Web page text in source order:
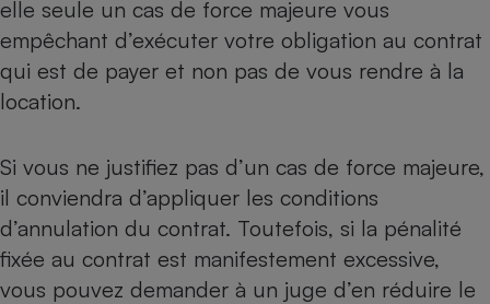
elle seule un cas de force majeure vous
empêchant d’exécuter votre obligation au contrat
qui est de payer et non pas de vous rendre à la
location.
Si vous ne justifiez pas d’un cas de force majeure,
il conviendra d’appliquer les conditions
d’annulation du contrat. Toutefois, si la pénalité
fixée au contrat est manifestement excessive,
vous pouvez demander à un juge d’en réduire le